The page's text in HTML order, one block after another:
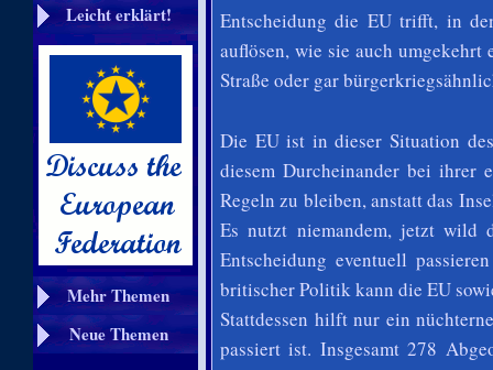
Leicht erklärt!
Mehr Themen
Neue Themen
Entscheidung die EU trifft, in
auflösen, wie sie auch
Straße oder gar
Die EU ist in dieser Situation
diesem Durcheinander bei ihrer
Regeln zu bleiben, anstatt das
Es nutzt niemandem, jetzt wild
Entscheidung eventuell
britischer Politik kann die EU
Stattdessen hilft nur ein
passiert ist. Insgesamt 278